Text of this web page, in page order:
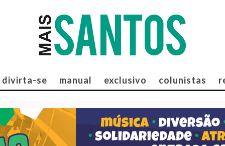
divirta-se manual exclusivo colunistas